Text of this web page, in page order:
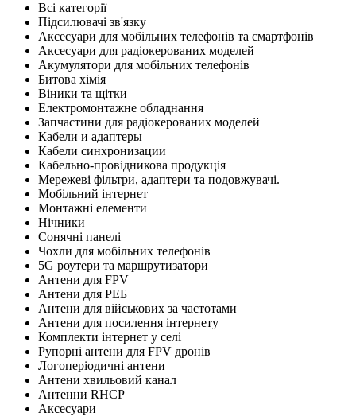
Всі категорії
Підсилювачі зв'язку
Аксесуари для мобільних телефонів та смартфонів
Аксесуари для радіокерованих моделей
Акумулятори для мобільних телефонів
Битова хімія
Віники та щітки
Електромонтажне обладнання
Запчастини для радіокерованих моделей
Кабели и адаптеры
Кабели синхронизации
Кабельно-провідникова продукція
Мережеві фільтри, адаптери та подовжувачі.
Мобільний інтернет
Монтажні елементи
Нічники
Сонячні панелі
Чохли для мобільних телефонів
5G роутери та маршрутизатори
Антени для FPV
Антени для РЕБ
Антени для військових за частотами
Антени для посилення інтернету
Комплекти інтернет у селі
Рупорні антени для FPV дронів
Логоперіодичні антени
Антени хвильовий канал
Антенни RHCP
Аксесуари